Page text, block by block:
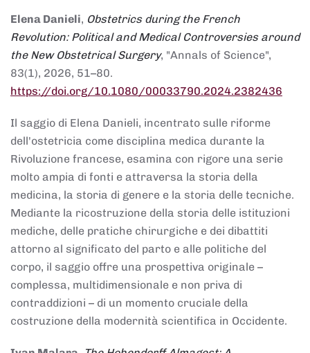
Elena Danieli, Obstetrics during the French
Revolution: Political and Medical Controversies around
the New Obstetrical Surgery, "Annals of Science",
83(1), 2026, 51–80.
https://doi.org/10.1080/00033790.2024.2382436
Il saggio di Elena Danieli, incentrato sulle riforme
dell'ostetricia come disciplina medica durante la
Rivoluzione francese, esamina con rigore una serie
molto ampia di fonti e attraversa la storia della
medicina, la storia di genere e la storia delle tecniche.
Mediante la ricostruzione della storia delle istituzioni
mediche, delle pratiche chirurgiche e dei dibattiti
attorno al significato del parto e alle politiche del
corpo, il saggio offre una prospettiva originale –
complessa, multidimensionale e non priva di
contraddizioni – di un momento cruciale della
costruzione della modernità scientifica in Occidente.